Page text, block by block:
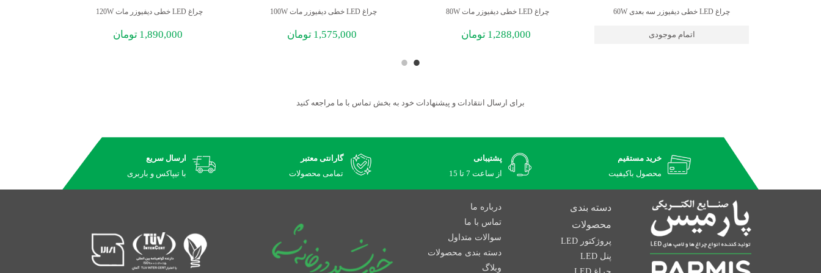
چراغ LED خطی دیفیوزر سه بعدی 60W
اتمام موجودی
چراغ LED خطی دیفیوزر مات 80W
1,288,000 تومان
چراغ LED خطی دیفیوزر مات 100W
1,575,000 تومان
چراغ LED خطی دیفیوزر مات 120W
1,890,000 تومان
برای ارسال انتقادات و پیشنهادات خود به بخش تماس با ما مراجعه کنید
خرید مستقیم
محصول باکیفیت
پشتیبانی
از ساعت 7 تا 15
گارانتی معتبر
تمامی محصولات
ارسال سریع
با تیپاکس و باربری
دسته بندی
محصولات
پروژکتور LED
پنل LED
درباره ما
تماس با ما
سوالات متداول
دسته بندی محصولات
وبلاگ